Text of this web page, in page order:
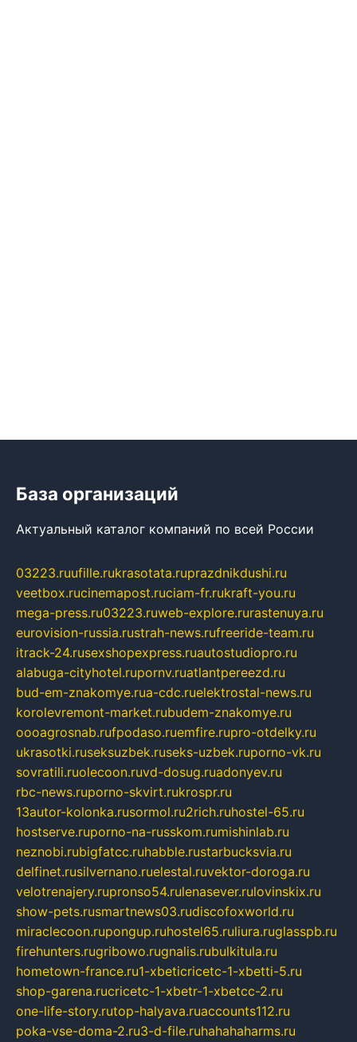
База организаций
Актуальный каталог компаний по всей России
03223.ruufille.rukrasotata.ruprazdnikdushi.ru
veetbox.rucinemapost.ruciam-fr.rukraft-you.ru
mega-press.ru03223.ruweb-explore.rurastenuya.ru
eurovision-russia.rustrah-news.rufreeride-team.ru
itrack-24.rusexshopexpress.ruautostudiopro.ru
alabuga-cityhotel.rupornv.ruatlantpereezd.ru
bud-em-znakomye.rua-cdc.ruelektrostal-news.ru
korolevremont-market.rubudem-znakomye.ru
oooagrosnab.rufpodaso.ruemfire.rupro-otdelky.ru
ukrasotki.ruseksuzbek.ruseks-uzbek.ruporno-vk.ru
sovratili.ruolecoon.ruvd-dosug.ruadonyev.ru
rbc-news.ruporno-skvirt.rukrospr.ru
13autor-kolonka.rusormol.ru2rich.ruhostel-65.ru
hostserve.ruporno-na-russkom.rumishinlab.ru
neznobi.rubigfatcc.ruhabble.rustarbucksvia.ru
delfinet.rusilvernano.ruelestal.ruvektor-doroga.ru
velotrenajery.rupronso54.rulenasever.rulovinskix.ru
show-pets.rusmartnews03.rudiscofoxworld.ru
miraclecoon.rupongup.ruhostel65.ruliura.ruglasspb.ru
firehunters.rugribowo.rugnalis.rubulkitula.ru
hometown-france.ru1-xbeticricetc-1-xbetti-5.ru
shop-garena.rucricetc-1-xbetr-1-xbetcc-2.ru
one-life-story.rutop-halyava.ruaccounts112.ru
poka-vse-doma-2.ru3-d-file.ruhahahaharms.ru